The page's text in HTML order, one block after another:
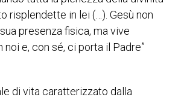
risplendette in lei (…). Gesù non
presenza fisica, ma vive
e, con sé, ci porta il Padre”
di vita caratterizzato dalla